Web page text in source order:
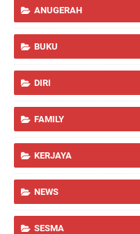
ANUGERAH
BUKU
DIRI
FAMILY
KERJAYA
NEWS
SESMA